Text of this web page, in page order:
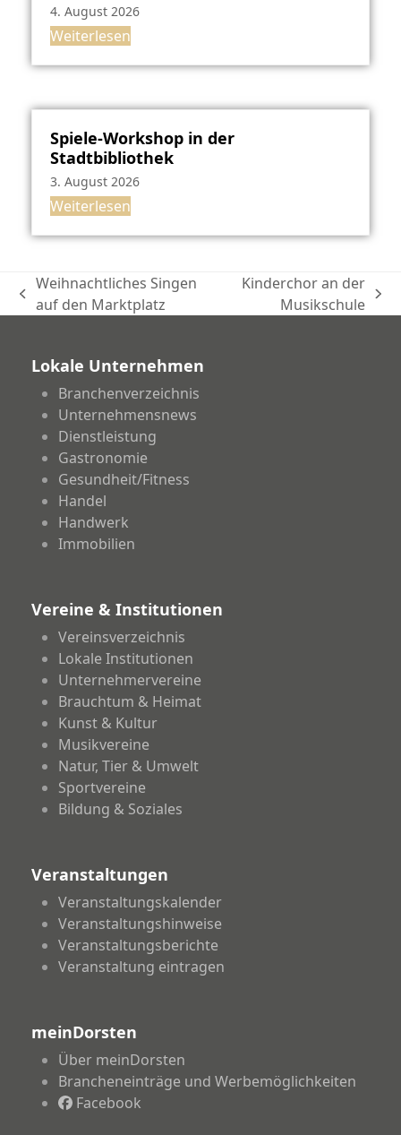
4. August 2026
Weiterlesen
Spiele-Workshop in der
Stadtbibliothek
3. August 2026
Weiterlesen
vorheriger
Weihnachtliches Singen
auf den Marktplatz
Nächster
Kinderchor an der
Musikschule
Lokale Unternehmen
Branchenverzeichnis
Unternehmensnews
Dienstleistung
Gastronomie
Gesundheit/Fitness
Handel
Handwerk
Immobilien
Vereine & Institutionen
Vereinsverzeichnis
Lokale Institutionen
Unternehmervereine
Brauchtum & Heimat
Kunst & Kultur
Musikvereine
Natur, Tier & Umwelt
Sportvereine
Bildung & Soziales
Veranstaltungen
Veranstaltungskalender
Veranstaltungshinweise
Veranstaltungsberichte
Veranstaltung eintragen
meinDorsten
Über meinDorsten
Brancheneinträge und Werbemöglichkeiten
Facebook